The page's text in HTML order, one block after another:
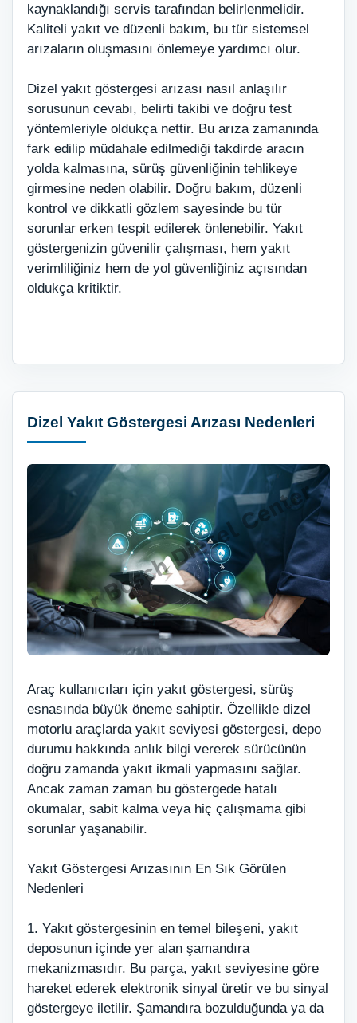
kaynaklandığı servis tarafından belirlenmelidir.
Kaliteli yakıt ve düzenli bakım, bu tür sistemsel
arızaların oluşmasını önlemeye yardımcı olur.
Dizel yakıt göstergesi arızası nasıl anlaşılır
sorusunun cevabı, belirti takibi ve doğru test
yöntemleriyle oldukça nettir. Bu arıza zamanında
fark edilip müdahale edilmediği takdirde aracın
yolda kalmasına, sürüş güvenliğinin tehlikeye
girmesine neden olabilir. Doğru bakım, düzenli
kontrol ve dikkatli gözlem sayesinde bu tür
sorunlar erken tespit edilerek önlenebilir. Yakıt
göstergenizin güvenilir çalışması, hem yakıt
verimliliğiniz hem de yol güvenliğiniz açısından
oldukça kritiktir.
Dizel Yakıt Göstergesi Arızası Nedenleri
Araç kullanıcıları için yakıt göstergesi, sürüş
esnasında büyük öneme sahiptir. Özellikle dizel
motorlu araçlarda yakıt seviyesi göstergesi, depo
durumu hakkında anlık bilgi vererek sürücünün
doğru zamanda yakıt ikmali yapmasını sağlar.
Ancak zaman zaman bu göstergede hatalı
okumalar, sabit kalma veya hiç çalışmama gibi
sorunlar yaşanabilir.
Yakıt Göstergesi Arızasının En Sık Görülen
Nedenleri
1. Yakıt göstergesinin en temel bileşeni, yakıt
deposunun içinde yer alan şamandıra
mekanizmasıdır. Bu parça, yakıt seviyesine göre
hareket ederek elektronik sinyal üretir ve bu sinyal
göstergeye iletilir. Şamandıra bozulduğunda ya da